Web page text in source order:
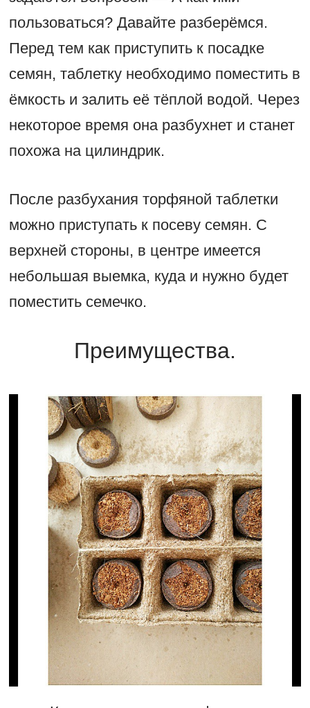
пользоваться? Давайте разберёмся.
Перед тем как приступить к посадке
семян, таблетку необходимо поместить в
ёмкость и залить её тёплой водой. Через
некоторое время она разбухнет и станет
похожа на цилиндрик.
После разбухания торфяной таблетки
можно приступать к посеву семян. С
верхней стороны, в центре имеется
небольшая выемка, куда и нужно будет
поместить семечко.
Преимущества.